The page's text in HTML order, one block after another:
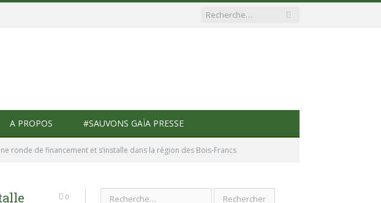
A PROPOS #SAUVONS GAÏA PRESSE
ronde de financement et s’installe dans la région des Bois-Francs
0